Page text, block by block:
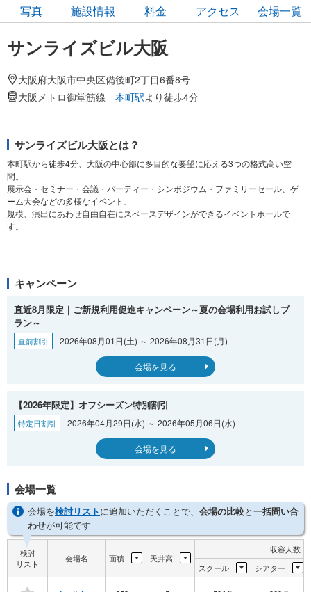
サンライズビル大阪
大阪府大阪市中央区備後町2丁目6番8号
大阪メトロ御堂筋線 本町駅より徒歩4分
写真 施設情報 料金 アクセス 会場一覧
サンライズビル大阪とは？
本町駅から徒歩4分、大阪の中心部に多目的な要望に応える3つの格式高い空
間。
展示会・セミナー・会議・パーティー・シンポジウム・ファミリーセール、ゲ
ーム大会などの多様なイベント、
規模、演出にあわせ自由自在にスペースデザインができるイベントホールで
す。
キャンペーン
直近8月限定｜ご新規利用促進キャンペーン～夏の会場利用お試しプ
ラン～
直前割引 2026年08月01日(土) ～ 2026年08月31日(月)
会場を見る
【2026年限定】オフシーズン特別割引
特定日割引 2026年04月29日(水) ～ 2026年05月06日(水)
会場を見る
会場一覧
会場を検討リストに追加いただくことで、 会場の比較と一括問い合
わせが可能です
検討
リスト
会場名 面積 天井高
収容人数（
スクール
シアター